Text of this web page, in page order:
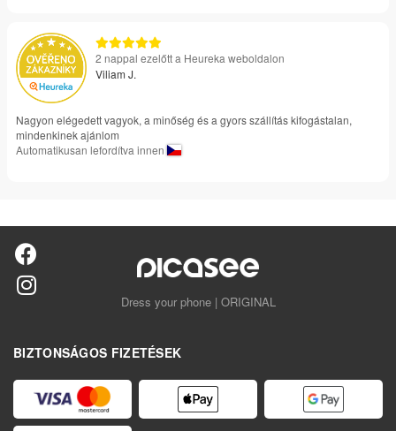
2 nappal ezelőtt a Heureka weboldalon
Viliam J.
Nagyon elégedett vagyok, a minőség és a gyors szállítás kifogástalan,
mindenkinek ajánlom
Automatikusan lefordítva innen
Dress your phone | ORIGINAL
BIZTONSÁGOS FIZETÉSEK